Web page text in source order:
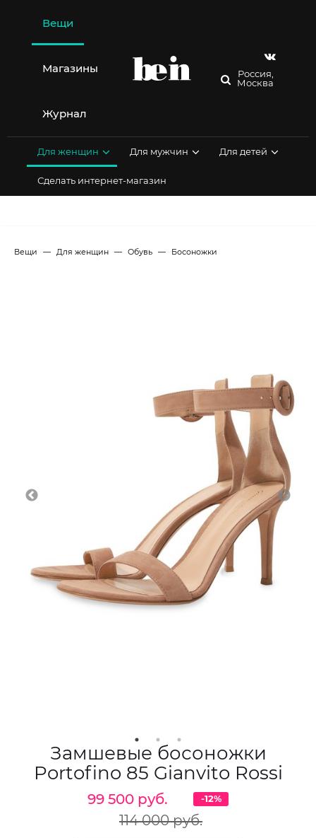
содержимому
Вещи
Магазины
Журнал
Россия,
Москва
Для женщин Для мужчин Для детей
Сделать интернет-магазин
Вещи Для женщин Обувь Босоножки
Замшевые босоножки
Portofino 85 Gianvito Rossi
99 500 руб.
114 000 руб.
-12%